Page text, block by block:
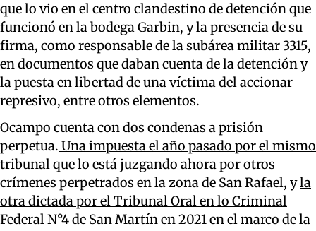
que lo vio en el centro clandestino de detención que
funcionó en la bodega Garbin, y la presencia de su
firma, como responsable de la subárea militar 3315,
en documentos que daban cuenta de la detención y
la puesta en libertad de una víctima del accionar
represivo, entre otros elementos.
Ocampo cuenta con dos condenas a prisión
perpetua. Una impuesta el año pasado por el mismo
tribunalque lo está juzgando ahora por otros
crímenes perpetrados en la zona de San Rafael, yla
otra dictada por el Tribunal Oral en lo Criminal
Federal N°4 de San Martínen 2021 en el marco de la